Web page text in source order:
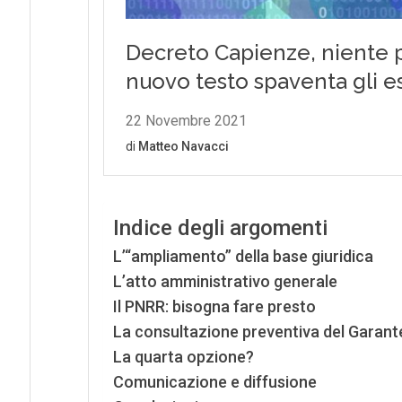
Indice degli argomenti
L’“ampliamento” della base giuridica
L’atto amministrativo generale
Il PNRR: bisogna fare presto
La consultazione preventiva del
La quarta opzione?
Comunicazione e diffusione